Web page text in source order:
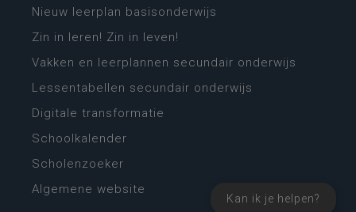
Kan ik je helpen?
Nieuw leerplan basisonderwijs
Zin in leren! Zin in leven!
Vakken en leerplannen secundair onderwijs
Lessentabellen secundair onderwijs
Digitale transformatie
Schoolkalender
Scholenzoeker
Algemene website